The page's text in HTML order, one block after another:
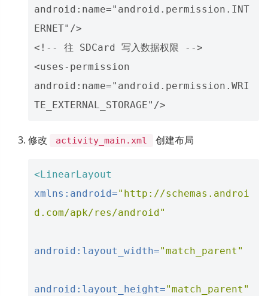
android:name="android.permission.INT
ERNET"/>
<!-- 往 SDCard 写入数据权限 -->
<uses-permission
android:name="android.permission.WRI
修改 activity_main.xml 创建布局
<LinearLayout
xmlns:android="http://schemas.androi
d.com/apk/res/android"
android:layout_width="match_parent"
android:layout_height="match_parent"